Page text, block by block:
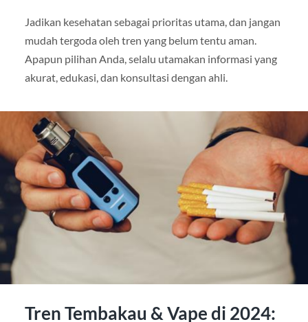
Jadikan kesehatan sebagai prioritas utama, dan jangan
mudah tergoda oleh tren yang belum tentu aman.
Apapun pilihan Anda, selalu utamakan informasi yang
akurat, edukasi, dan konsultasi dengan ahli.
Tren Tembakau & Vape di 2024: